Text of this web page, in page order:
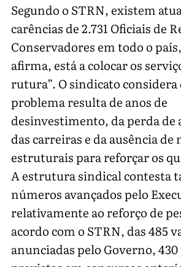
Segundo o STRN, existem
carências de 2.731 Oficiais de
Conservadores em todo o
afirma, está a colocar os
rutura”. O sindicato considera
problema resulta de anos de
desinvestimento, da perda de
das carreiras e da ausência de
estruturais para reforçar os
A estrutura sindical contesta
números avançados pelo
relativamente ao reforço de
acordo com o STRN, das 485
anunciadas pelo Governo,